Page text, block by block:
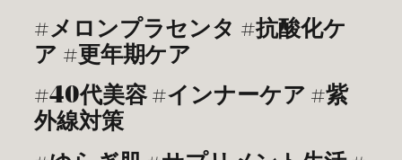
#メロンプラセンタ #抗酸化ケ
ア #更年期ケア
#40代美容 #インナーケア #紫
外線対策